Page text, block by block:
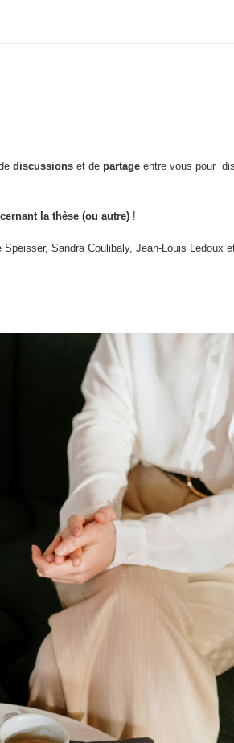
discussionset departageentre vous pour
la thèse (ou autre) !
Sandra Coulibaly, Jean-Louis Ledoux